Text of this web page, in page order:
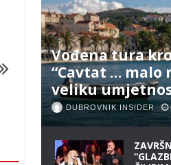
Vođena tura
“Cavtat … malo
veliku
DUBROVNIK INSIDER